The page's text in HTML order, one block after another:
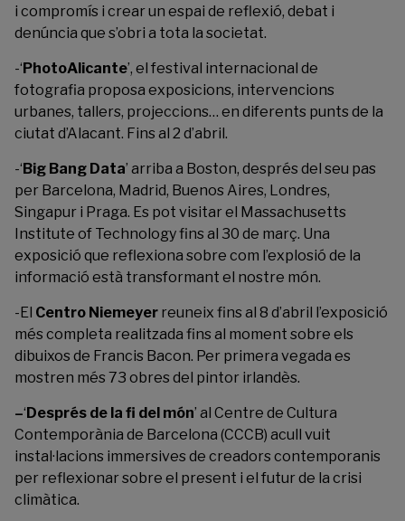
i compromís i crear un espai de reflexió, debat i
denúncia que s’obri a tota la societat.
-‘ PhotoAlicante’, el festival internacional de
fotografia proposa exposicions, intervencions
urbanes, tallers, projeccions… en diferents punts de la
ciutat d’Alacant. Fins al 2 d’abril.
-‘ Big Bang Data’ arriba a Boston, després del seu pas
per Barcelona, Madrid, Buenos Aires, Londres,
Singapur i Praga. Es pot visitar el Massachusetts
Institute of Technologyfins al 30 de març. Una
exposició que reflexiona sobre com l’explosió de la
informació està transformant el nostre món.
-El Centro Niemeyer reuneix fins al 8 d’abril l’exposició
més completa realitzada fins al moment sobre els
dibuixos de Francis Bacon. Per primera vegada es
mostren més 73 obres del pintor irlandès.
–‘ Després de la fi del món’ al Centre de Cultura
Contemporània de Barcelona (CCCB) acull vuit
instal·lacions immersives de creadors contemporanis
per reflexionar sobre el present i el futur de la crisi
climàtica.